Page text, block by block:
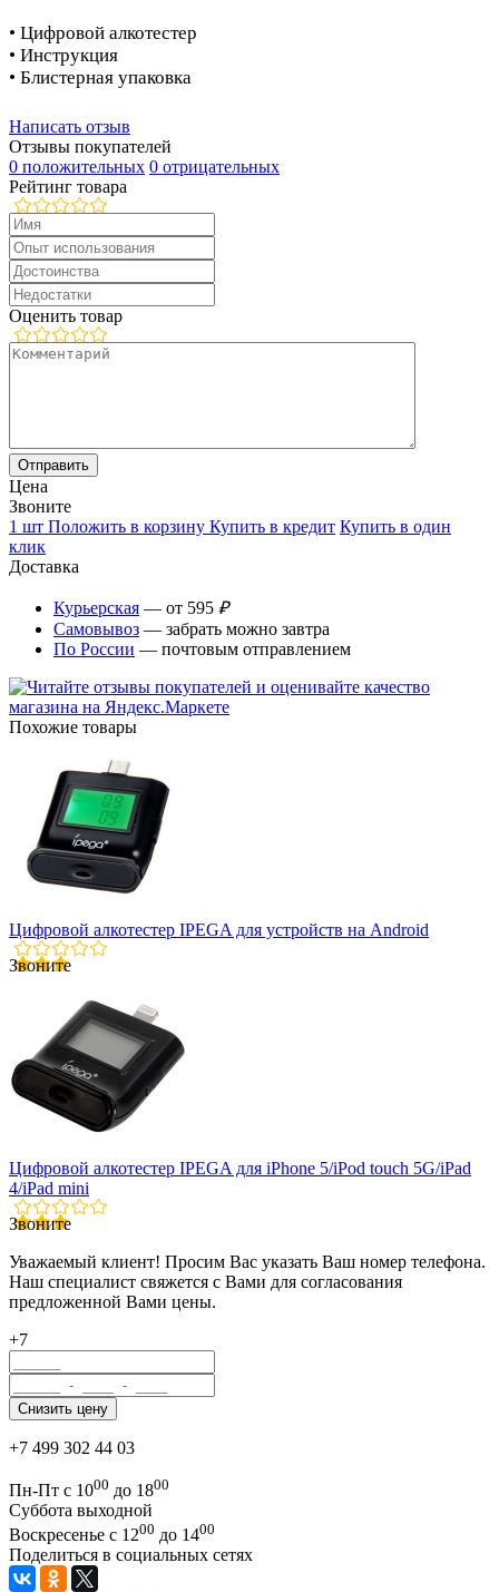
• Цифровой алкотестер
• Инструкция
• Блистерная упаковка
Написать отзыв
Отзывы покупателей
0 положительных 0 отрицательных
Рейтинг товара
Оценить товар
Цена
Звоните
1 шт Положить в корзину Купить в кредит Купить в один
клик
Доставка
Курьерская — от 595 ₽
Самовывоз — забрать можно завтра
По России — почтовым отправлением
Похожие товары
Цифровой алкотестер IPEGA для устройств на Android
Звоните
Цифровой алкотестер IPEGA для iPhone 5/iPod touch 5G/iPad
4/iPad mini
Звоните
Уважаемый клиент! Просим Вас указать Ваш номер телефона.
Наш специалист свяжется с Вами для согласования
предложенной Вами цены.
+7
+7 499 302 44 03
Пн-Пт с 1000 до 1800
Суббота выходной
Воскресенье с 1200 до 1400
Поделиться в социальных сетях